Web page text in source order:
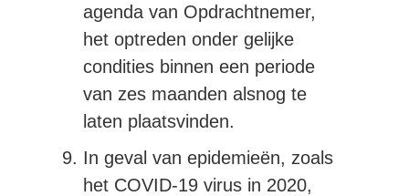
agenda van Opdrachtnemer,
het optreden onder gelijke
condities binnen een periode
van zes maanden alsnog te
laten plaatsvinden.
In geval van epidemieën, zoals
het COVID-19 virus in 2020,